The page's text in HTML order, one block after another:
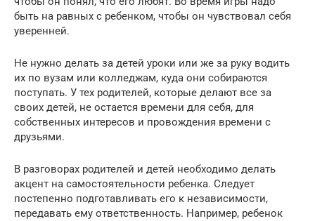
быть на равных с ребенком, чтобы он чувствовал себя
уверенней.
Не нужно делать за детей уроки или же за руку водить
их по вузам или колледжам, куда они собираются
поступать. У тех родителей, которые делают все за
своих детей, не остается времени для себя, для
собственных интересов и провождения времени с
друзьями.
В разговорах родителей и детей необходимо делать
акцент на самостоятельности ребенка. Следует
постепенно подготавливать его к независимости,
передавать ему ответственность. Например, ребенок